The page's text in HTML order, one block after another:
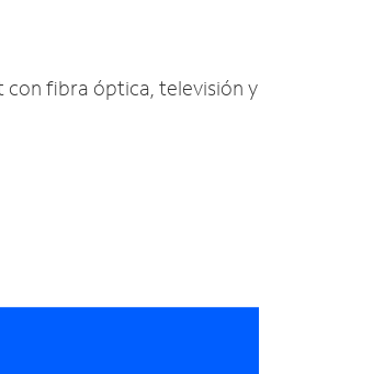
con fibra óptica, televisión y